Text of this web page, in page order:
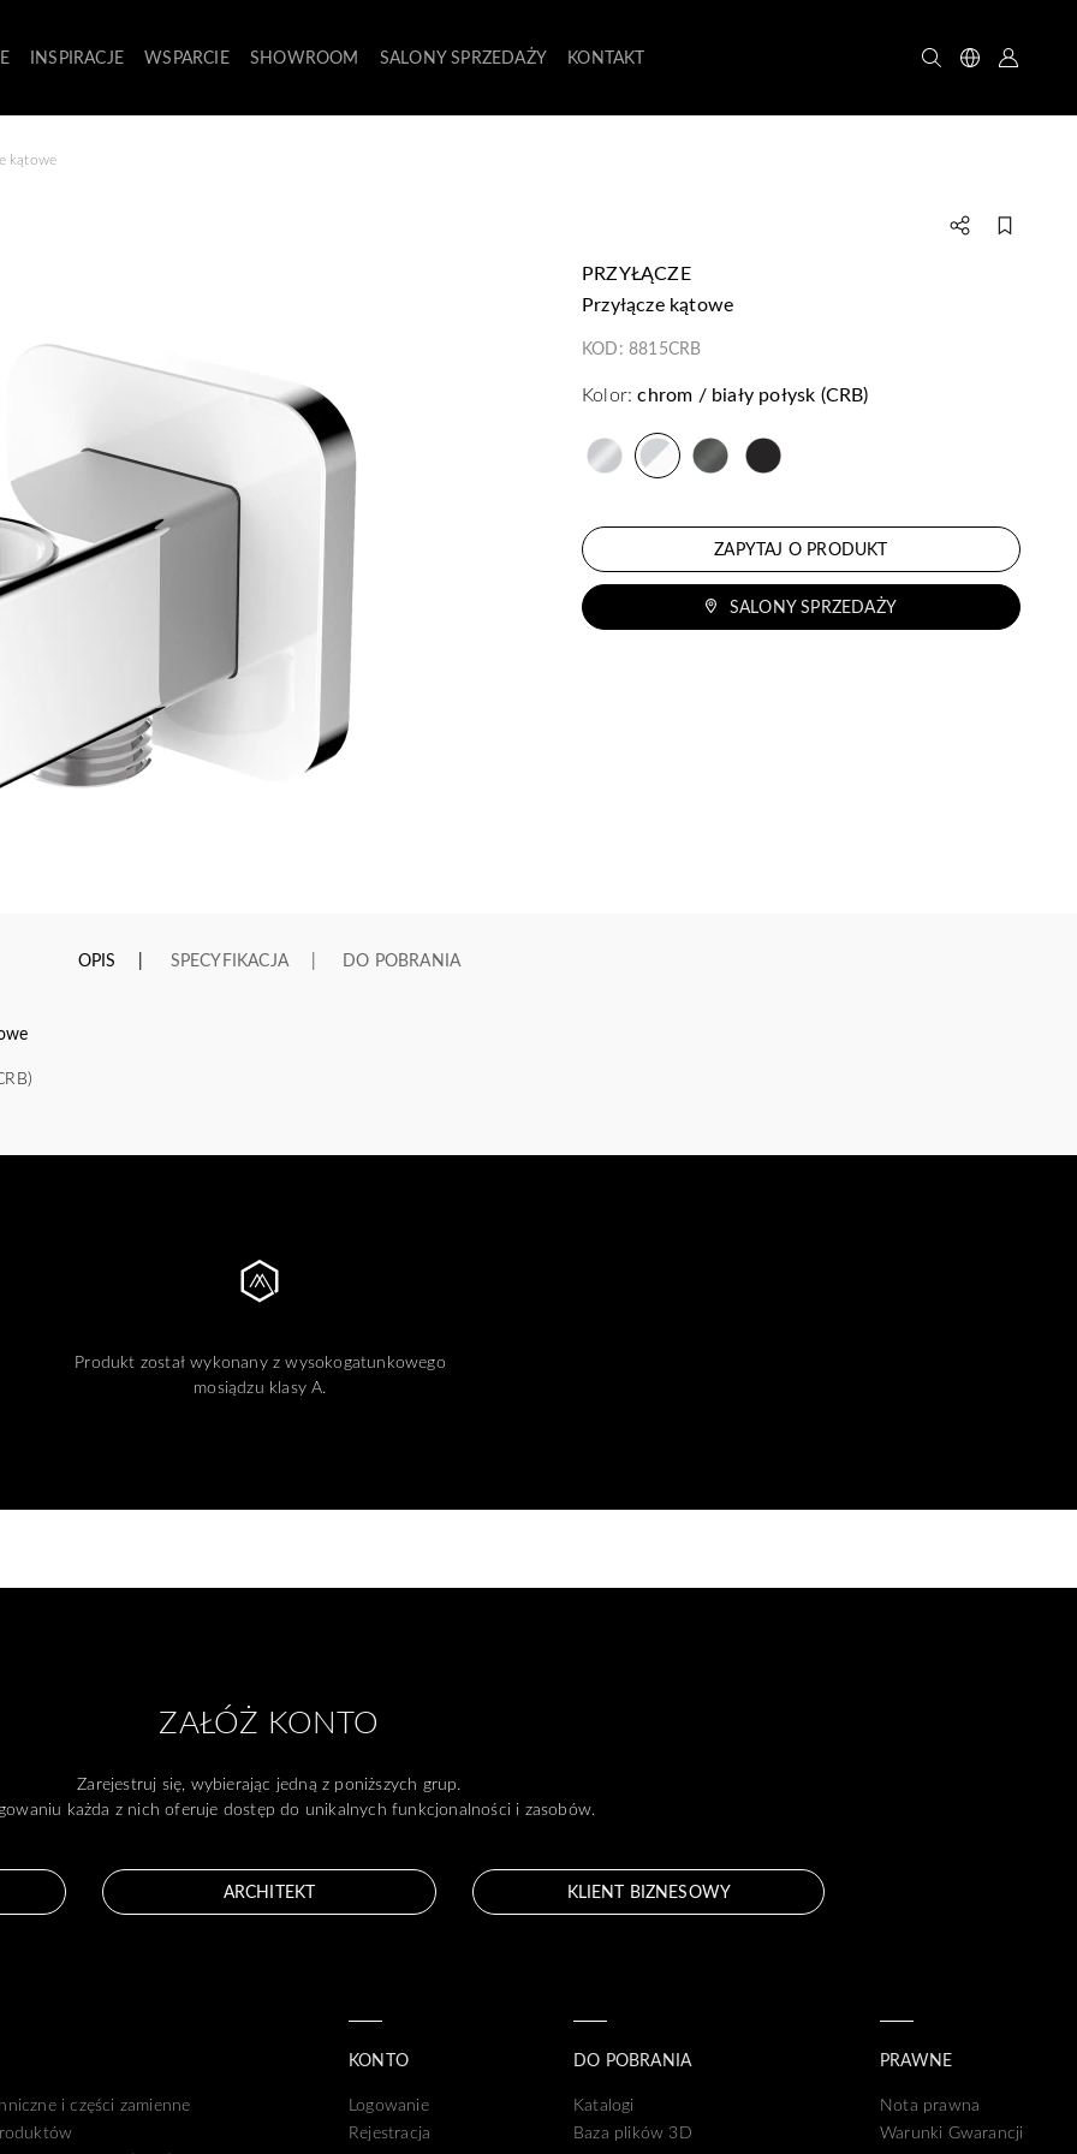
INSPIRACJE WSPARCIE SHOWROOM SALONY SPRZEDAŻY KONTAKT
kątowe
PRZYŁĄCZE
przyłącze kątowe
KOD: 8815CRB
Kolor: chrom / biały połysk (CRB)
ZAPYTAJ O PRODUKT
SALONY SPRZEDAŻY
OPIS SPECYFIKACJA DO POBRANIA
Produkt został wykonany z wysokogatunkowego
mosiądzu klasy A.
ZAŁÓŻ KONTO
Zarejestruj się, wybierając jedną z poniższych grup.
każda z nich oferuje dostęp do unikalnych funkcjonalności i zasobów.
ARCHITEKT KLIENT BIZNESOWY
i części zamienne
KONTO
Logowanie
Rejestracja
DO POBRANIA
Katalogi
Baza plików 3D
PRAWNE
Nota prawna
Warunki Gwarancji